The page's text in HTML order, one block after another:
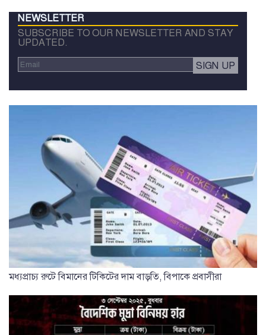
NEWSLETTER
SUBSCRIBE TO OUR NEWSLETTER AND STAY
UPDATED.
মধ্যপ্রাচ্য রুটে বিমানের টিকিটের দাম বাড়তি, বিপাকে প্রবাসীরা